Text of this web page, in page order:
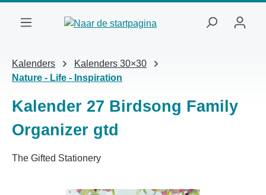
Kalenders
Kalenders 30×30
Nature - Life - Inspiration
Kalender 27 Birdsong Family
Organizer gtd
The Gifted Stationery